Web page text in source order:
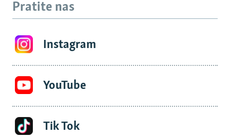
Pratite nas
Instagram
YouTube
Tik Tok